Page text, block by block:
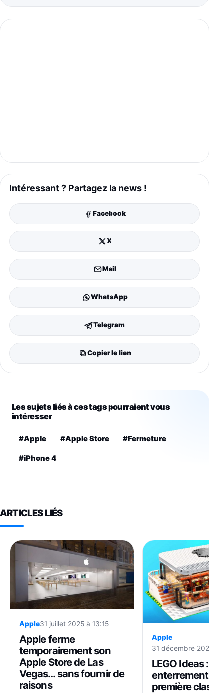
Intéressant ? Partagez la news !
Facebook
X
Mail
WhatsApp
Telegram
Copier le lien
Les sujets liés à ces tags pourraient vous
intéresser
#Apple #Apple Store #Fermeture
#iPhone 4
ARTICLES LIÉS
Apple31 juillet 2025 à 13:15
Apple ferme
temporairement son
Apple Store de Las
Vegas… sans fournir de
raisons
Apple
31 décembre 2025 à
LEGO Ideas :
enterrement de
première